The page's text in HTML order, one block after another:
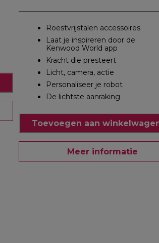
Roestvrijstalen accessoires
Laat je inspireren door de
Kenwood World app
Kracht die presteert
Licht, camera, actie
Personaliseer je robot
De lichtste aanraking
Toevoegen aan
Meer informatie